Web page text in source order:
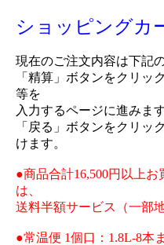
ショッピングカ
現在のご注文内容は下記
「精算」ボタンをクリッ
等を
入力するページに進みます
「戻る」ボタンをクリッ
けます。
●商品合計16,500円以上
は、
送料半額サービス（一部
●常温便 1個口：1.8L-8本